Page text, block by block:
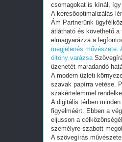
csomagokat is kínál, így
A keresőoptimalizálás
Ám Partnerünk
átlátható és követhető
elmagyarázza a
megjelenés művészete:
öltöny varázsa
üzenetét maradandó
A modern üzleti
szavak papírra vetése.
szakértelemmel
A digitális térben
figyelméért. Ebben a
eljusson a
személyre szabott
A szövegírás